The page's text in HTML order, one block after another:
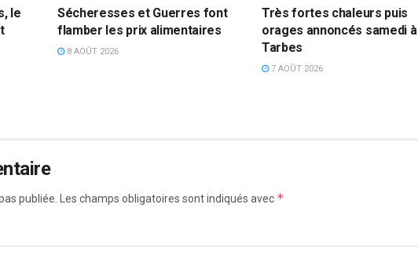
le
Sécheresses et Guerres font
flamber les prix alimentaires
8 AOÛT 2026
Très fortes chaleurs puis
orages annoncés samedi à
Tarbes
7 AOÛT 2026
publiée. Les champs obligatoires sont indiqués avec *